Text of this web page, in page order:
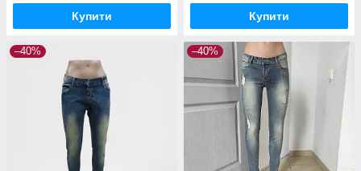
Купити Купити
–40% –40%